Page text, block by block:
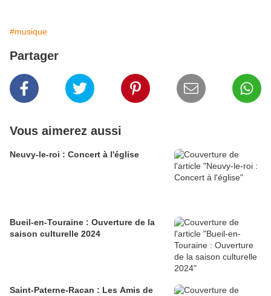
#musique
Partager
Vous aimerez aussi
Neuvy-le-roi : Concert à l'église
Bueil-en-Touraine : Ouverture de la
saison culturelle 2024
Saint-Paterne-Racan : Les Amis de